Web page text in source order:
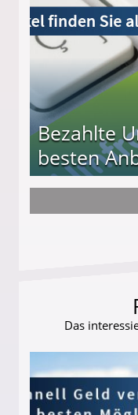
Bezahlte
besten
Das